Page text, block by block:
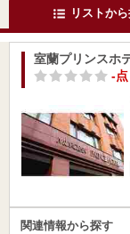
リストか
室蘭プリンスホ
-点
関連情報から探す